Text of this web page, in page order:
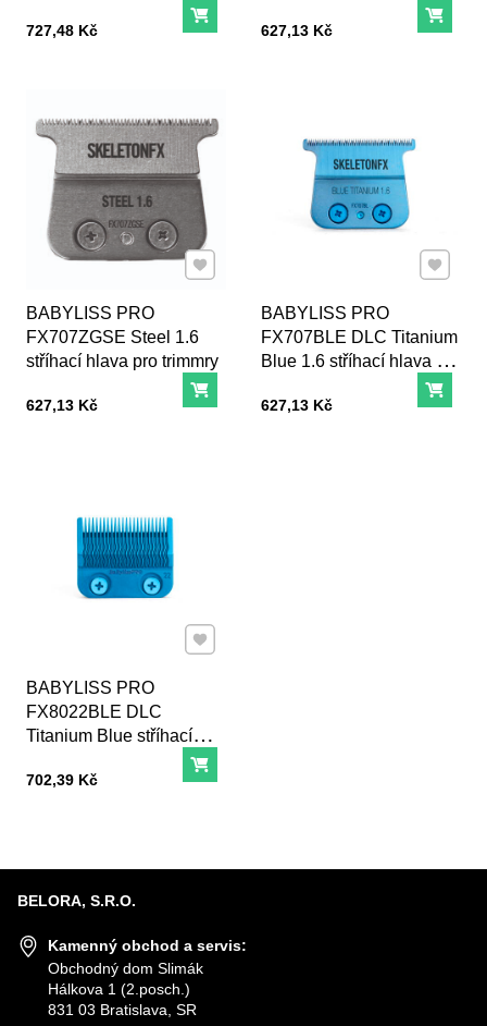
FXONE Shaver "zlatá"
Cena s DPH
727,48 Kč Do košíkuCena s DPH
627,13 Kč Do
BABYLISS PRO
FX707ZGSE Steel 1.6
stříhací hlava pro trimmry
Cena s DPH
627,13 Kč Do košíku
Přidat k Oblíbeným
BABYLISS PRO
FX707BLE DLC Titanium
Blue 1.6 stříhací hlava pro
Cena s DPH
627,13 Kč Do
Přidat k
BABYLISS PRO
FX8022BLE DLC
Titanium Blue stříhací
Cena s DPH
702,39 Kč Do košíku
Přidat k Oblíbeným
BELORA, S.R.O.
Kamenný obchod a servis:
Obchodný dom Slimák
Hálkova 1 (2.posch.)
831 03 Bratislava, SR